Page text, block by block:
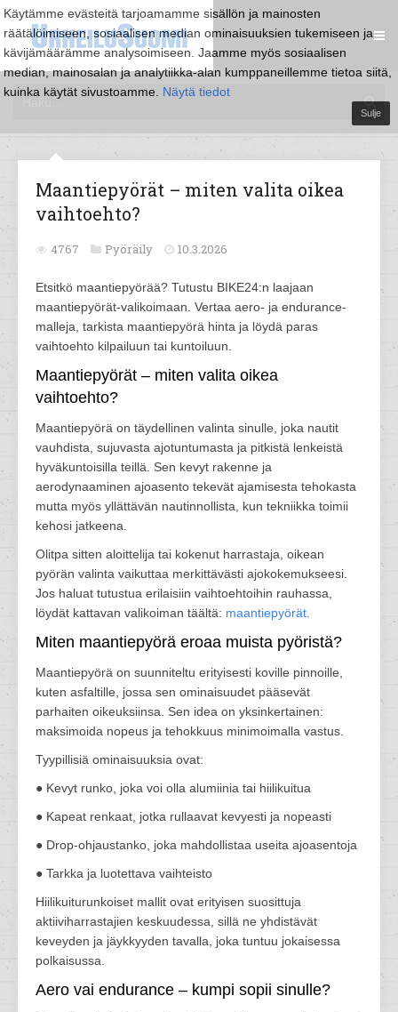
Käytämme evästeitä tarjoamamme sisällön ja mainosten
räätälöimiseen, sosiaalisen median ominaisuuksien tukemiseen ja
kävijämäärämme analysoimiseen. Jaamme myös sosiaalisen
median, mainosalan ja analytiikka-alan kumppaneillemme tietoa siitä,
kuinka käytät sivustoamme. Näytä tiedot
Sulje
Maantiepyörät – miten valita oikea
vaihtoehto?
4767 Pyöräily 10.3.2026
Etsitkö maantiepyörää? Tutustu BIKE24:n laajaan
maantiepyörät-valikoimaan. Vertaa aero- ja endurance-
malleja, tarkista maantiepyörä hinta ja löydä paras
vaihtoehto kilpailuun tai kuntoiluun.
Maantiepyörät – miten valita oikea
vaihtoehto?
Maantiepyörä on täydellinen valinta sinulle, joka nautit
vauhdista, sujuvasta ajotuntumasta ja pitkistä lenkeistä
hyväkuntoisilla teillä. Sen kevyt rakenne ja
aerodynaaminen ajoasento tekevät ajamisesta tehokasta
mutta myös yllättävän nautinnollista, kun tekniikka toimii
kehosi jatkeena.
Olitpa sitten aloittelija tai kokenut harrastaja, oikean
pyörän valinta vaikuttaa merkittävästi ajokokemukseesi.
Jos haluat tutustua erilaisiin vaihtoehtoihin rauhassa,
löydät kattavan valikoiman täältä: maantiepyörät
Miten maantiepyörä eroaa muista pyöristä?
Maantiepyörä on suunniteltu erityisesti koville pinnoille,
kuten asfaltille, jossa sen ominaisuudet pääsevät
parhaiten oikeuksiinsa. Sen idea on yksinkertainen:
maksimoida nopeus ja tehokkuus minimoimalla vastus.
Tyypillisiä ominaisuuksia ovat:
● Kevyt runko, joka voi olla alumiinia tai hiilikuitua
● Kapeat renkaat, jotka rullaavat kevyesti ja nopeasti
● Drop-ohjaustanko, joka mahdollistaa useita ajoasentoja
● Tarkka ja luotettava vaihteisto
Hiilikuiturunkoiset mallit ovat erityisen suosittuja
aktiiviharrastajien keskuudessa, sillä ne yhdistävät
keveyden ja jäykkyyden tavalla, joka tuntuu jokaisessa
polkaisussa.
Aero vai endurance – kumpi sopii sinulle?